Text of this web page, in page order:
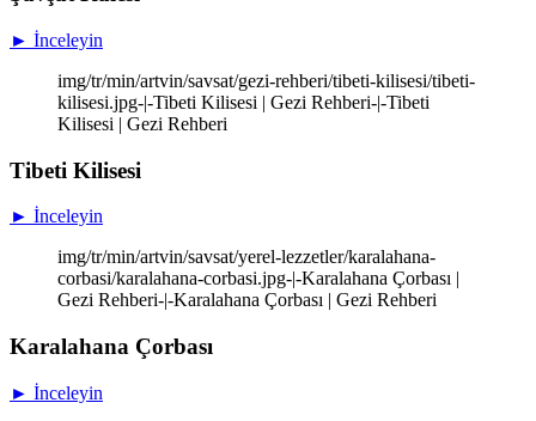
► İnceleyin
img/tr/min/artvin/savsat/gezi-rehberi/tibeti-kilisesi/tibeti-
kilisesi.jpg-|-Tibeti Kilisesi | Gezi Rehberi-|-Tibeti
Kilisesi | Gezi Rehberi
Tibeti Kilisesi
► İnceleyin
img/tr/min/artvin/savsat/yerel-lezzetler/karalahana-
corbasi/karalahana-corbasi.jpg-|-Karalahana Çorbası |
Gezi Rehberi-|-Karalahana Çorbası | Gezi Rehberi
Karalahana Çorbası
► İnceleyin